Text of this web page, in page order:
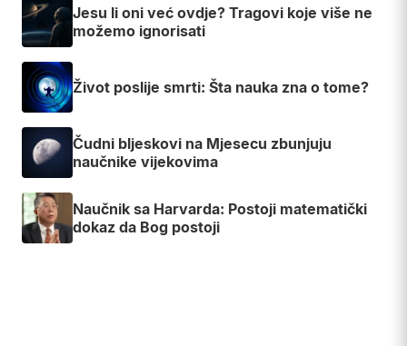
Jesu li oni već ovdje? Tragovi koje više ne
možemo ignorisati
Život poslije smrti: Šta nauka zna o tome?
Čudni bljeskovi na Mjesecu zbunjuju
naučnike vijekovima
Naučnik sa Harvarda: Postoji matematički
dokaz da Bog postoji